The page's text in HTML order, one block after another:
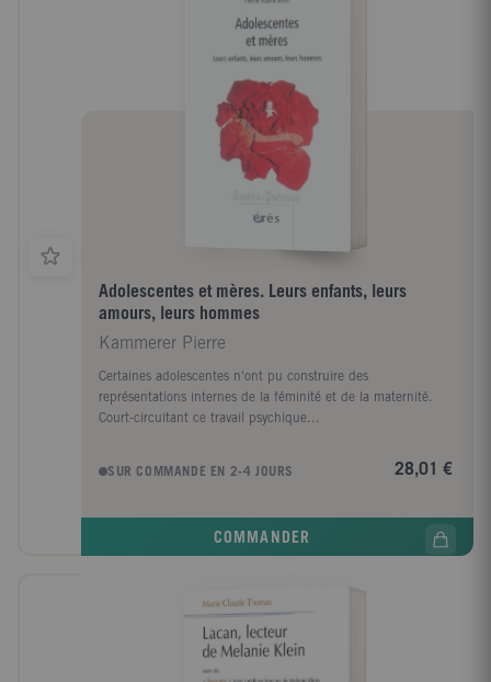
Adolescentes et mères. Leurs enfants, leurs
amours, leurs hommes
Kammerer Pierre
Certaines adolescentes n'ont pu construire des
représentations internes de la féminité et de la maternité.
Court-circuitant ce travail psychique...
SUR COMMANDE EN 2-4 JOURS 28,01 €
COMMANDER